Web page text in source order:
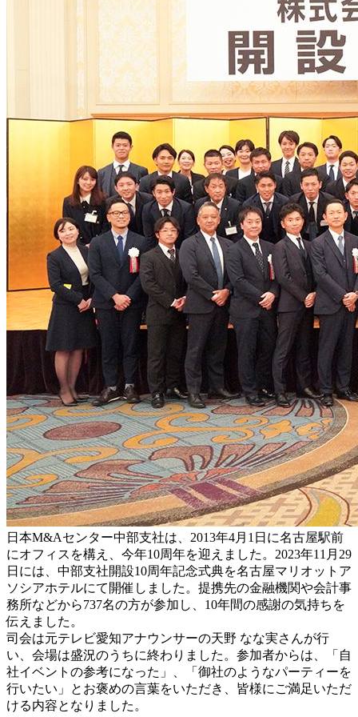
日本M&Aセンター中部支社は、2013年4月1日に名古屋駅前
にオフィスを構え、今年10周年を迎えました。2023年11月29
日には、中部支社開設10周年記念式典を名古屋マリオットア
ソシアホテルにて開催しました。提携先の金融機関や会計事
務所などから737名の方が参加し、10年間の感謝の気持ちを
伝えました。
司会は元テレビ愛知アナウンサーの天野 なな実さんが行
い、会場は盛況のうちに終わりました。参加者からは、「自
社イベントの参考になった」、「御社のようなパーティーを
行いたい」とお褒めの言葉をいただき、皆様にご満足いただ
ける内容となりました。